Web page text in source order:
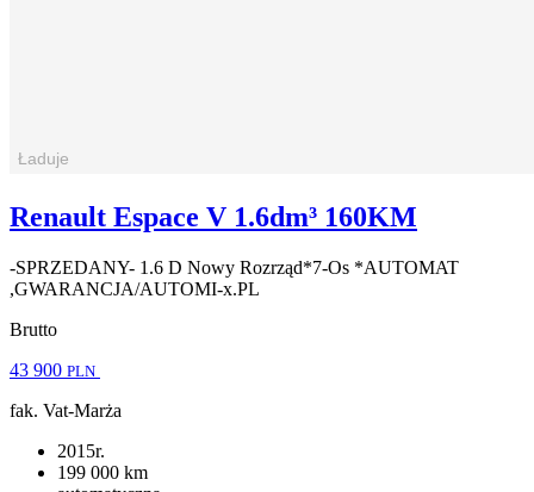
Renault Espace V 1.6dm³ 160KM
-SPRZEDANY- 1.6 D Nowy Rozrząd*7-Os *AUTOMAT
,GWARANCJA/AUTOMI-x.PL
Brutto
43 900 PLN
fak. Vat-Marża
2015r.
199 000 km